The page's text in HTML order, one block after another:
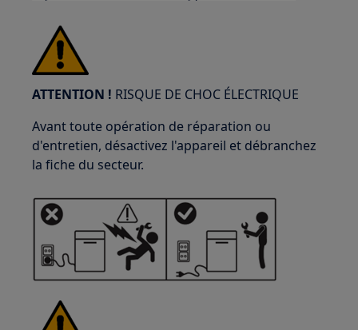
ATTENTION ! RISQUE DE CHOC ÉLECTRIQUE
Avant toute opération de réparation ou
d'entretien, désactivez l'appareil et débranchez
la fiche du secteur.